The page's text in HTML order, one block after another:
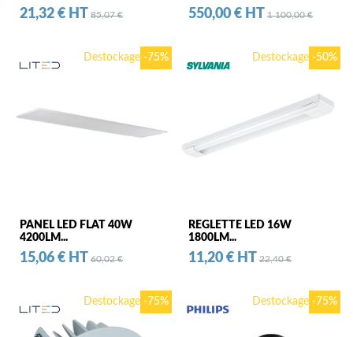
Prix
21,32 € HT Prix standard
85,07 €
Prix
550,00 € HT Prix standard
1 100,00 €
PANEL LED FLAT 40W
4200LM...
Prix
15,06 € HT Prix standard
60,02 €
Destockage -75%
REGLETTE LED 16W
1800LM...
Prix
11,20 € HT Prix standard
22,40 €
Destockage -50%
Destockage -75% Destockage -75%